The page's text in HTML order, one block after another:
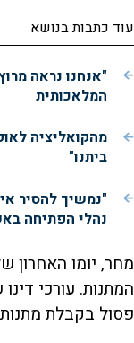
עוד כתבות בנושא
"אנחנו נראה
המלאכותית
מהקואליציה
ביתנו"
"נמשיך להסיר
נהלי הפתיחה
המתנות. עורכי
פסול בקבלת